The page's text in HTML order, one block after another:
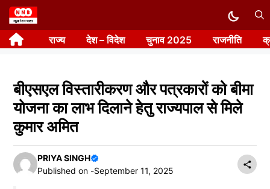
Skip
to
content राज्य देश – विदेश चुनाव 2025 राजनीति
बीएसएल विस्तारीकरण और पत्रकारों को बीमा
योजना का लाभ दिलाने हेतु राज्यपाल से मिले
कुमार अमित
PRIYA SINGH
Published on -September 11, 2025